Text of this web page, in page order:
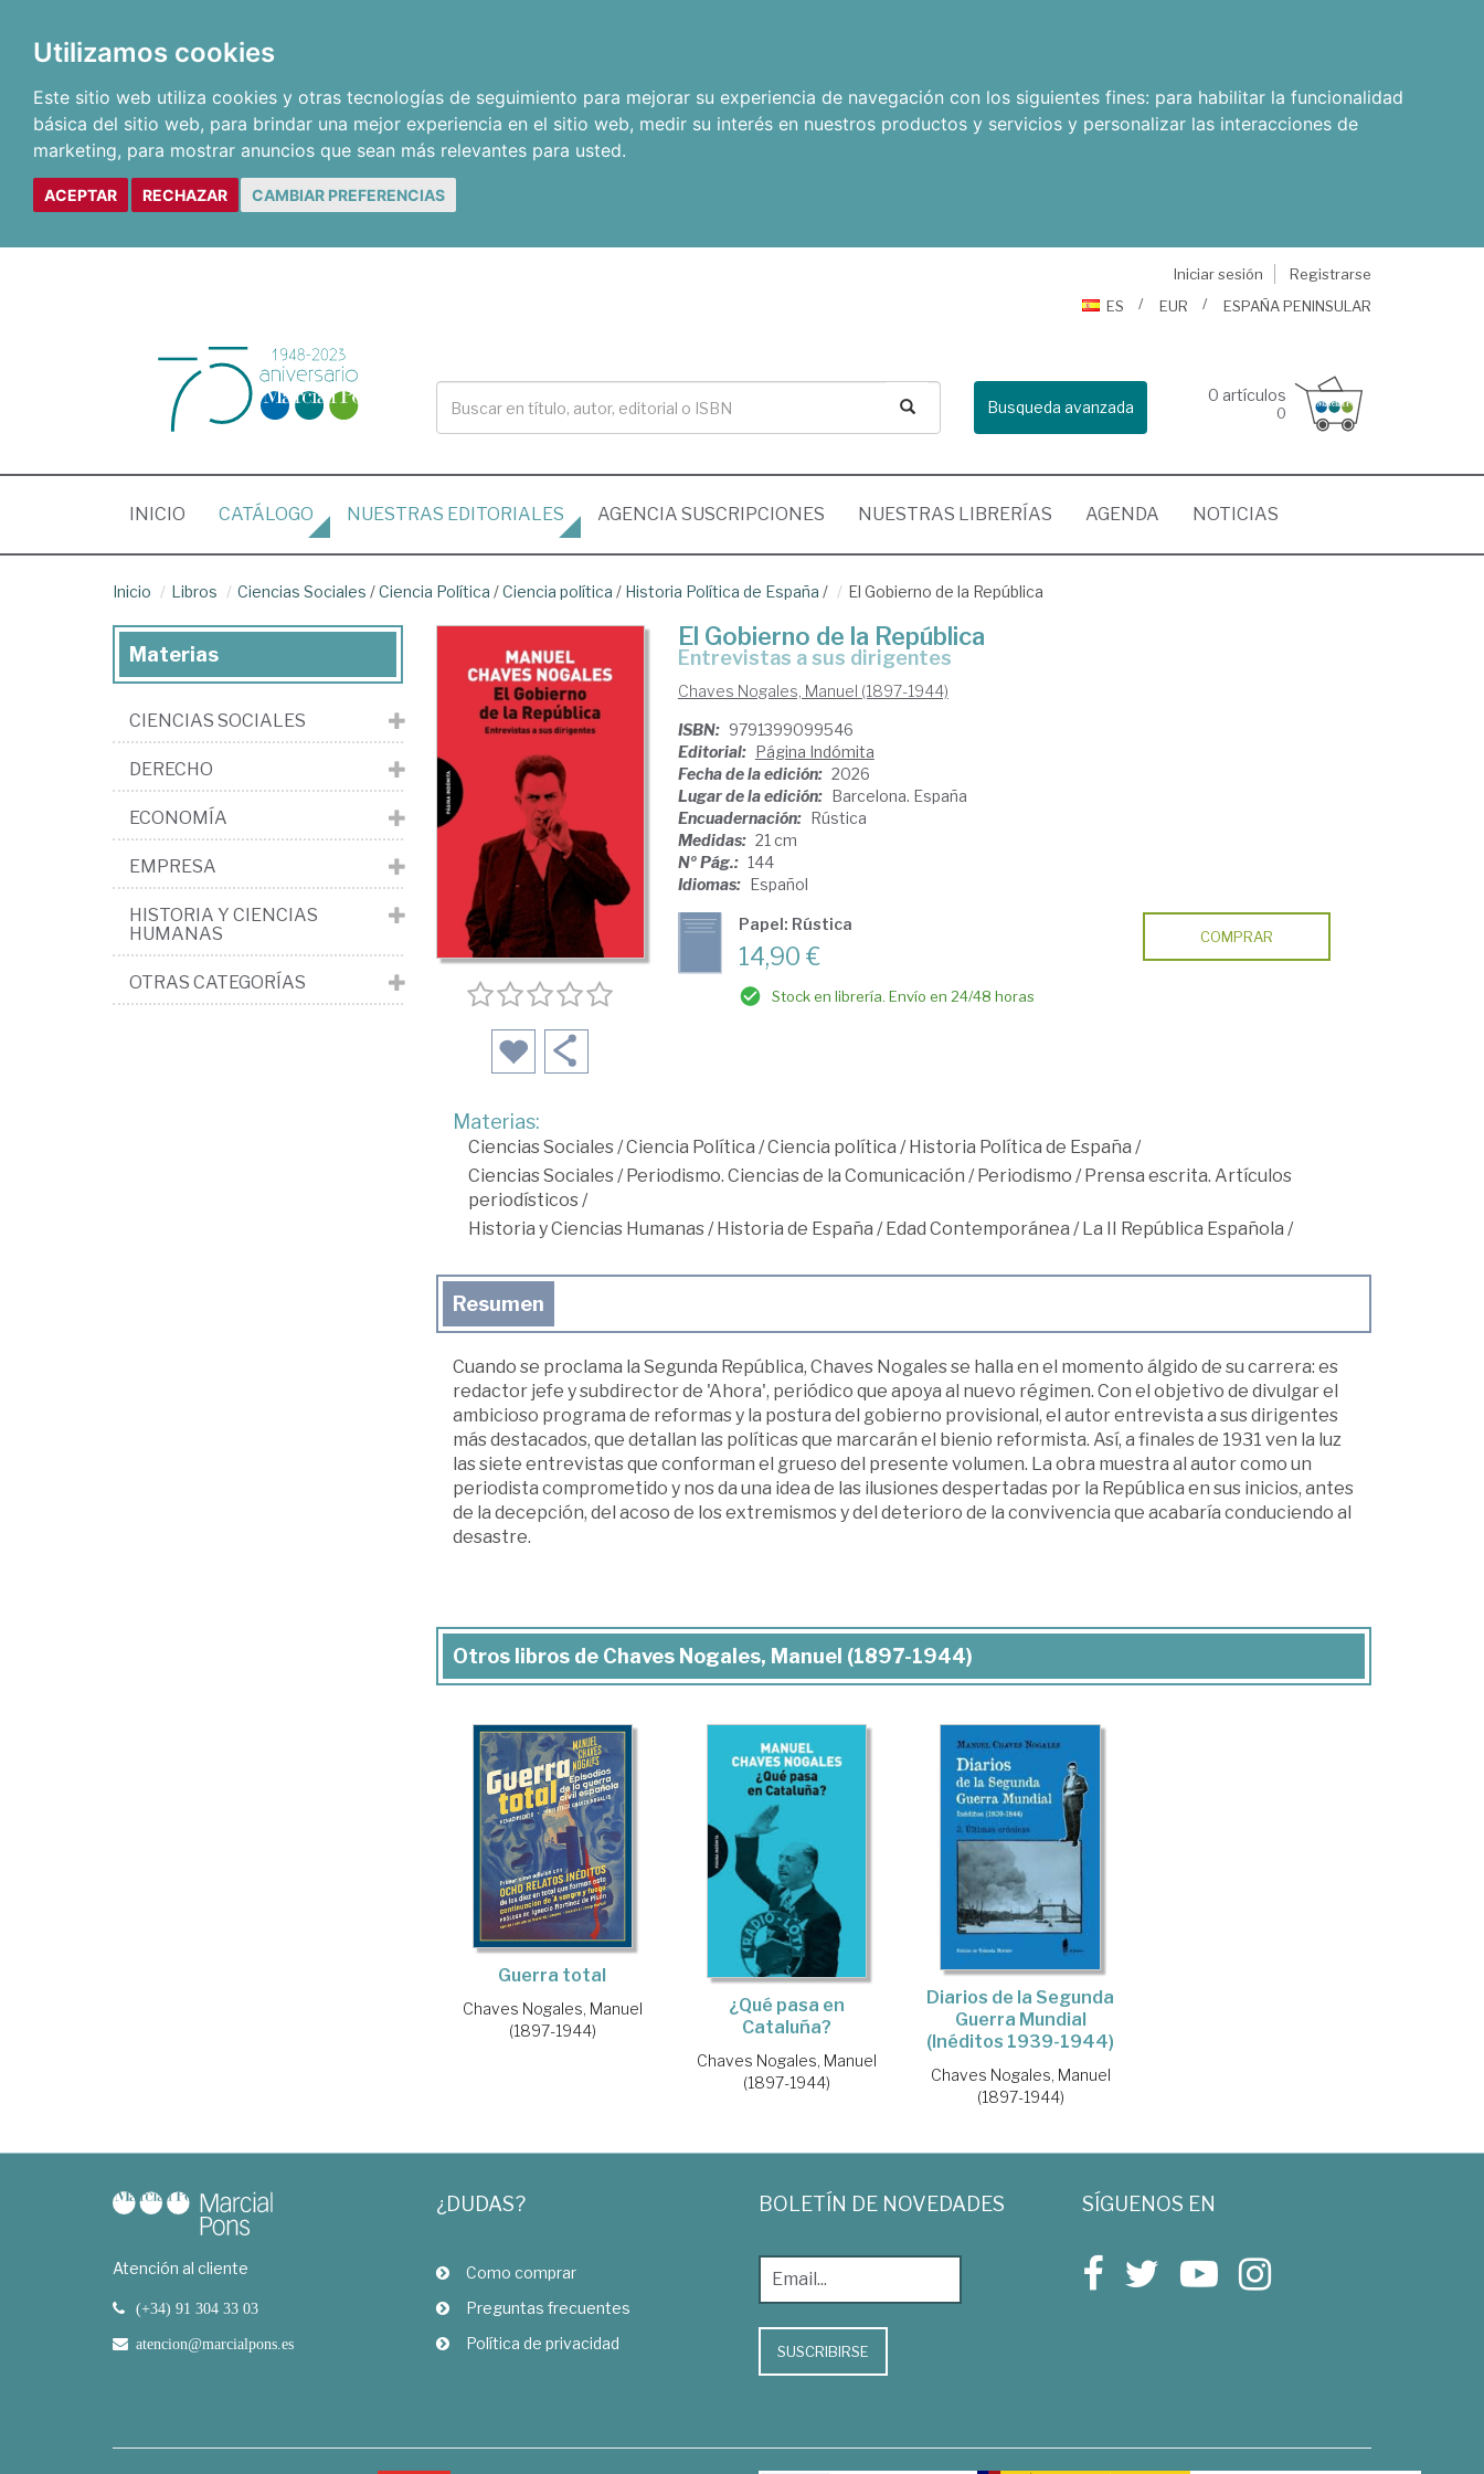
Utilizamos cookies
Este sitio web utiliza cookies y otras tecnologías de seguimiento para mejorar su experiencia de navegación con los siguientes fines: para habilitar la funcionalidad
básica del sitio web, para brindar una mejor experiencia en el sitio web, medir su interés en nuestros productos y servicios y personalizar las interacciones de
marketing, para mostrar anuncios que sean más relevantes para usted.
ACEPTAR RECHAZAR CAMBIAR PREFERENCIAS
Iniciar sesión
Registrarse
ES
EUR ESPAÑA PENINSULAR
Busqueda avanzada
0 artículos
0
INICIO (CURRENT)
CATÁLOGO NUESTRAS EDITORIALES AGENCIA SUSCRIPCIONES NUESTRAS LIBRERÍAS AGENDA NOTICIAS
Inicio Libros Ciencias Sociales /Ciencia Política /Ciencia política / Historia Política de España / El Gobierno de la República
El Gobierno de la República
Entrevistas a sus dirigentes
Chaves Nogales, Manuel (1897-1944)
ISBN: 9791399099546
Editorial: Página Indómita
Fecha de la edición: 2026
Lugar de la edición: Barcelona. España
Encuadernación: Rústica
Medidas: 21 cm
Nº Pág.: 144
Idiomas: Español
Papel: Rústica
14,90 €
Stock en librería. Envío en 24/48 horas
COMPRAR
Materias:
Ciencias Sociales/Ciencia Política /Ciencia política /Historia Política de España /
Ciencias Sociales/Periodismo. Ciencias de la Comunicación /Periodismo /Prensa escrita. Artículos
periodísticos/
Historia y Ciencias Humanas/Historia de España /Edad Contemporánea /La II República Española /
Resumen
Cuando se proclama la Segunda República, Chaves Nogales se halla en el momento álgido de su carrera: es
redactor jefe y subdirector de 'Ahora', periódico que apoya al nuevo régimen. Con el objetivo de divulgar el
ambicioso programa de reformas y la postura del gobierno provisional, el autor entrevista a sus dirigentes
más destacados, que detallan las políticas que marcarán el bienio reformista. Así, a finales de 1931 ven la luz
las siete entrevistas que conforman el grueso del presente volumen. La obra muestra al autor como un
periodista comprometido y nos da una idea de las ilusiones despertadas por la República en sus inicios, antes
de la decepción, del acoso de los extremismos y del deterioro de la convivencia que acabaría conduciendo al
desastre.
Otros libros de Chaves Nogales, Manuel (1897-1944)
Guerra total
Chaves Nogales, Manuel
(1897-1944)
¿Qué pasa en
Cataluña?
Chaves Nogales, Manuel
(1897-1944)
Diarios de la Segunda
Guerra Mundial
(Inéditos 1939-1944)
Chaves Nogales, Manuel
(1897-1944)
Materias
CIENCIAS SOCIALES
DERECHO
ECONOMÍA
EMPRESA
HISTORIA Y CIENCIAS
HUMANAS
OTRAS CATEGORÍAS
Atención al cliente
(+34) 91 304 33 03
atencion@marcialpons.es
¿DUDAS?
Como comprar
Preguntas frecuentes
Política de privacidad
BOLETÍN DE NOVEDADES
SUSCRIBIRSE
SÍGUENOS EN